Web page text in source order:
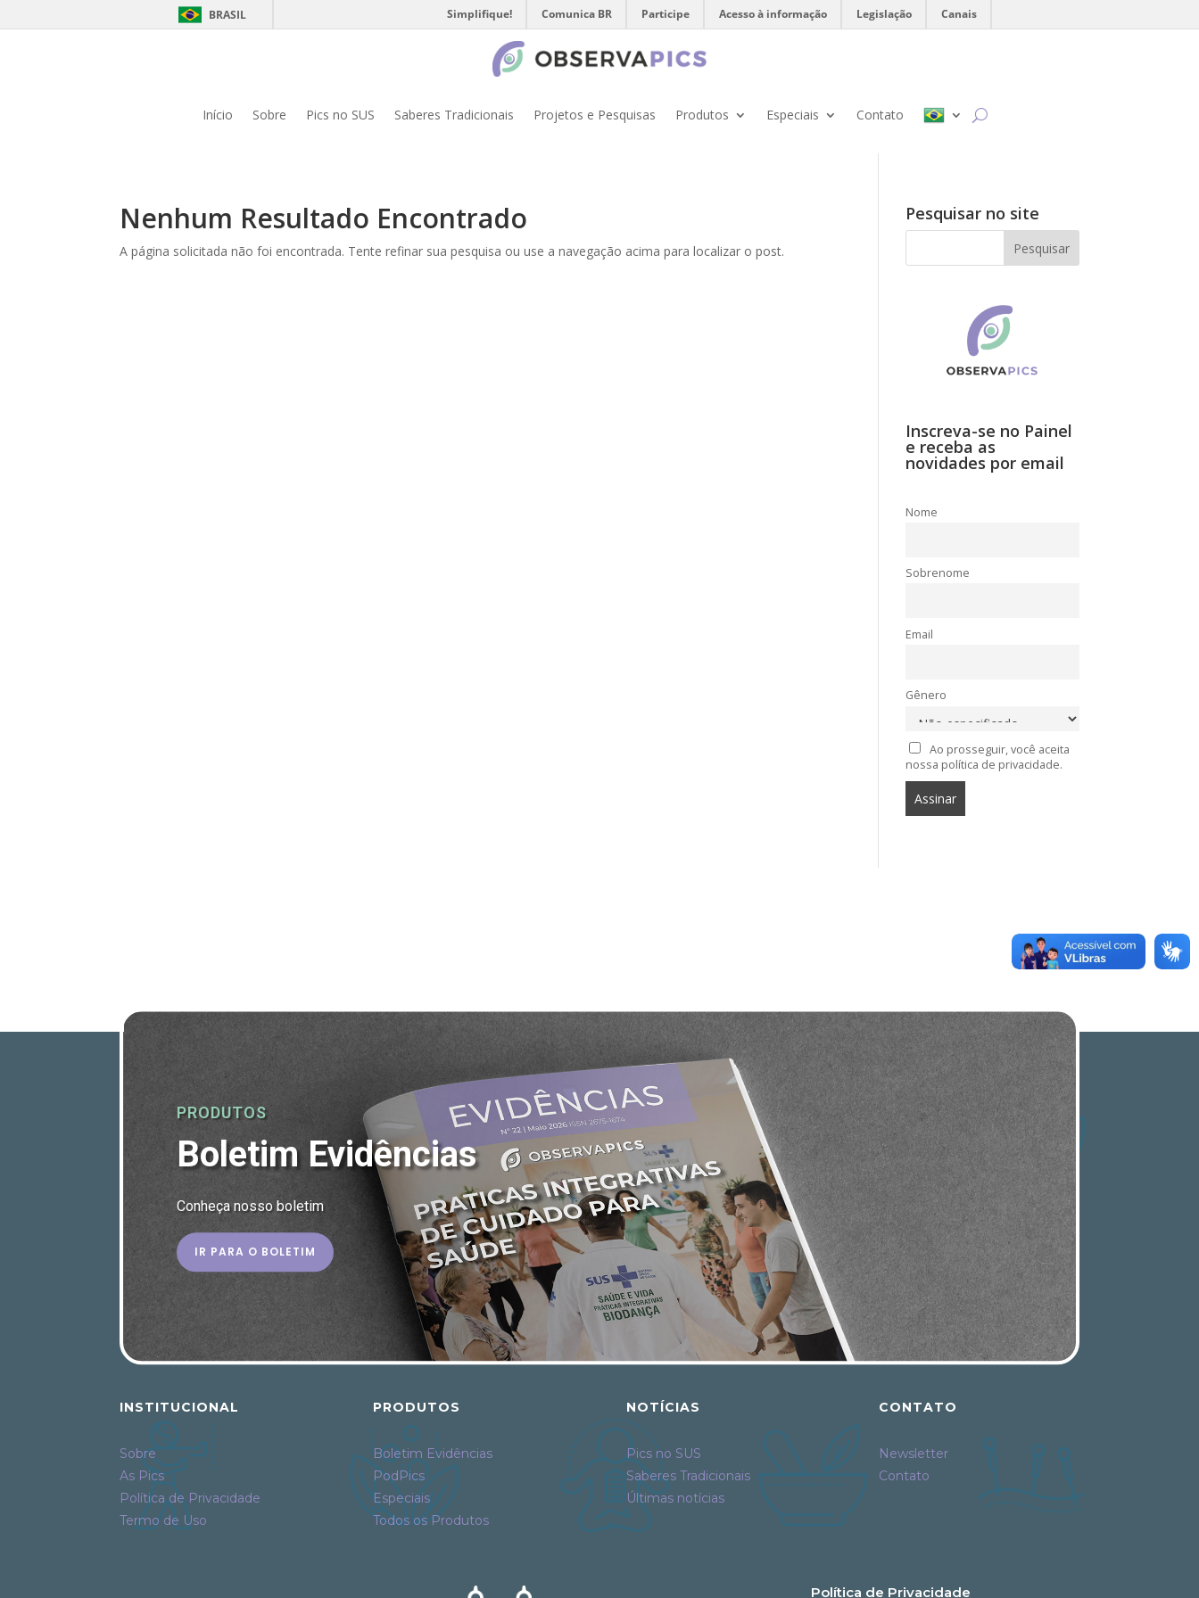
BRASIL Simplifique! Comunica BR Participe Acesso à informação Legislação Canais
Início Sobre Pics no SUS Saberes Tradicionais Projetos e Pesquisas Produtos Especiais Contato
Nenhum Resultado Encontrado
A página solicitada não foi encontrada. Tente refinar sua pesquisa ou use a navegação acima para localizar o post.
Pesquisar no site
Inscreva-se no Painel
e receba as
novidades por email
Nome
Sobrenome
Email
Gênero
Ao prosseguir, você aceita
nossa política de privacidade.
PRODUTOS
Boletim Evidências
Conheça nosso boletim
IR PARA O BOLETIM
INSTITUCIONAL
Sobre
As Pics
Política de Privacidade
Termo de Uso
PRODUTOS
Boletim Evidências
PodPics
Especiais
Todos os Produtos
NOTÍCIAS
Pics no SUS
Saberes Tradicionais
Últimas notícias
CONTATO
Newsletter
Contato
Política de Privacidade